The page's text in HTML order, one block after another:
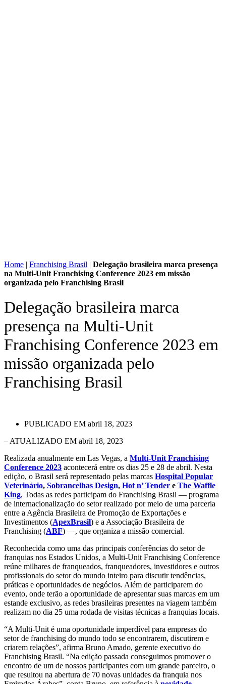
Home | Franchising Brasil | Delegação brasileira marca presença
na Multi-Unit Franchising Conference 2023 em missão
organizada pelo Franchising Brasil
Delegação brasileira marca
presença na Multi-Unit
Franchising Conference 2023 em
missão organizada pelo
Franchising Brasil
PUBLICADO EM abril 18, 2023
– ATUALIZADO EM abril 18, 2023
Realizada anualmente em Las Vegas, a Multi-Unit Franchising
Conference 2023 acontecerá entre os dias 25 e 28 de abril. Nesta
edição, o Brasil será representado pelas marcas Hospital Popular
Veterinário, Sobrancelhas Design, Hot n’ Tender e The Waffle
King, Todas as redes participam do Franchising Brasil — programa
de internacionalização do setor realizado por meio de uma parceria
entre a Agência Brasileira de Promoção de Exportações e
Investimentos (ApexBrasil) e a Associação Brasileira de
Franchising (ABF) —, que organiza a missão comercial.
Reconhecida como uma das principais conferências do setor de
franquias nos Estados Unidos, a Multi-Unit Franchising Conference
reúne milhares de franqueados, franqueadores, investidores e outros
profissionais do setor do mundo inteiro para discutir tendências,
práticas e oportunidades de negócios. Além de participarem do
evento, onde terão a oportunidade de apresentar suas marcas em um
estande exclusivo, as redes brasileiras presentes na viagem também
realizam no dia 25 uma rodada de visitas técnicas a franquias locais.
“A Multi-Unit é uma oportunidade imperdível para empresas do
setor de franchising do mundo todo se encontrarem, discutirem e
criarem relações”, afirma Bruno Amado, gerente executivo do
Franchising Brasil. “Na edição passada conseguimos promover o
encontro de um de nossos participantes com um grande parceiro, o
que resultou na abertura de 70 novas unidades da franquia nos